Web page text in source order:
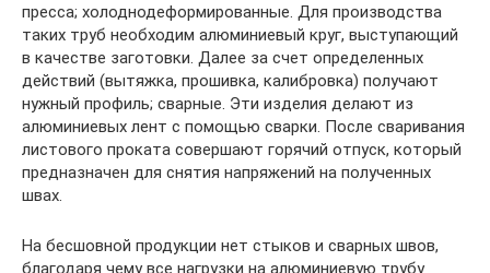
пресса; холоднодеформированные. Для производства
таких труб необходим алюминиевый круг, выступающий
в качестве заготовки. Далее за счет определенных
действий (вытяжка, прошивка, калибровка) получают
нужный профиль; сварные. Эти изделия делают из
алюминиевых лент с помощью сварки. После сваривания
листового проката совершают горячий отпуск, который
предназначен для снятия напряжений на полученных
швах.
На бесшовной продукции нет стыков и сварных швов,
благодаря чему все нагрузки на алюминиевую трубу